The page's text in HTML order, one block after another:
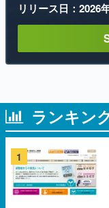
リリース日：2026
ランキン
1